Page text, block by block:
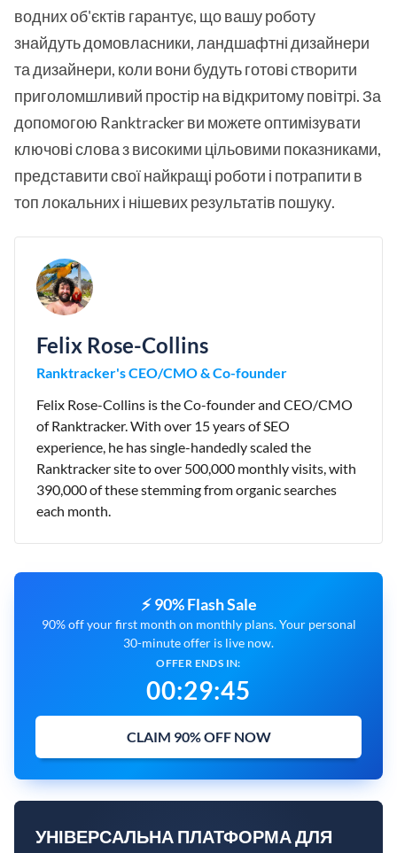
водних об'єктів гарантує, що вашу роботу
знайдуть домовласники, ландшафтні дизайнери
та дизайнери, коли вони будуть готові створити
приголомшливий простір на відкритому повітрі. За
допомогою Ranktracker ви можете оптимізувати
ключові слова з високими цільовими показниками,
представити свої найкращі роботи і потрапити в
топ локальних і нішевих результатів пошуку.
Felix Rose-Collins
Ranktracker's CEO/CMO & Co-founder
Felix Rose-Collins is the Co-founder and CEO/CMO
of Ranktracker. With over 15 years of SEO
experience, he has single-handedly scaled the
Ranktracker site to over 500,000 monthly visits, with
390,000 of these stemming from organic searches
each month.
⚡ 90% Flash Sale
90% off your first month on monthly plans. Your personal
30-minute offer is live now.
OFFER ENDS IN:
00:29:43
CLAIM 90% OFF NOW
УНІВЕРСАЛЬНА ПЛАТФОРМА ДЛЯ